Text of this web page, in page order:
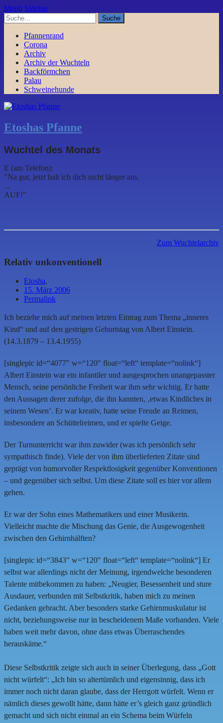
Menü Sidebar
Pfannenrand
Corona
Archiv
Archiv der Wuchteln
Backförmchen
Palau
Schweinehunde
Etoshas Pfanne
Wuchtel des Monats
E (am Telefon):
"Na gut, jetzt halt ich dich nicht länger aus.
...
AUF!"
Zum Wuchtelarchiv
Relativ unkonventionell
Etosha,
15. März 2006
Permalink
Ich beziehe mich auf meinen letzten Eintrag zum Thema „inneres
Kind“ und auf den gestrigen Geburtstag von Albert Einstein.
(14.3.1879 – 13.4.1955)
[singlepic id=“4077″ w=“120″ float=“left“ template=“nolink“]
Albert Einstein war ein infantiler und ausgesprochen unangepasster
Mensch, seine persönliche Freiheit war ihm sehr wichtig. Er hatte
den Aussagen derer zufolge, die ihn kannten, ‚etwas Kindliches in
seinem Wesen‘. Er war kreativ, hatte seine Freude an Reimen,
insbesondere an Schüttelreimen, und er spielte Geige.
Der Turnunterricht war ihm zuwider (was ich persönlich sehr
sympathisch finde). Viele der von ihm überlieferten Zitate sind
geprägt von humorvoller Respektlosigkeit gegenüber Konventionen
– und gegenüber sich selbst. Um diese Zitate soll es hier vor allem
gehen.
Er war der Sohn eines Mathematikers und einer Musikerin.
Vielleicht machte die Mischung das Genie, die Ausgewogenheit
zwischen den Gehirnhälften?
[singlepic id=“3843″ w=“120″ float=“left“ template=“nolink“] Er
selbst war allerdings nicht der Meinung, irgendwelche besonderen
Talente mitbekommen zu haben: „Neugier, Besessenheit und sture
Ausdauer, verbunden mit Selbstkritik, haben mich zu meinen
Gedanken gebracht. Aber besonders starke Gehirnmuskulatur ist
nicht, beziehungsweise nur in bescheidenem Maße vorhanden. Viele
haben weit mehr davon, ohne dass etwas Überraschendes
herauskäme.“
Diese Selbstkritik zeigte sich auch in seiner Überlegung, dass „Gott
nicht würfelt“: „Ich bin so altertümlich und eigensinnig, dass ich
immer noch nicht daran glaube, dass der Herrgott würfelt. Wenn er
nämlich dieses gewollt hätte, dann hätte er’s gleich ganz gründlich
gemacht und sich nicht einmal an ein Schema beim Würfeln